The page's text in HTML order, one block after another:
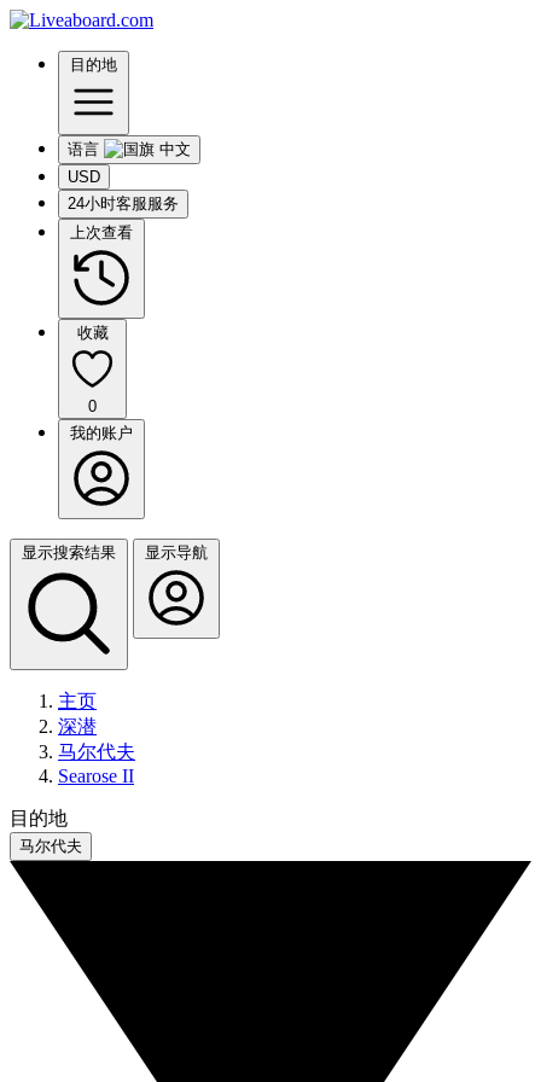
目的地
语言
USD
24小时客服服务
上次查看
收藏
0
我的账户
显示搜索结果 显示导航
主页
深潜
马尔代夫
Searose II
目的地
马尔代夫